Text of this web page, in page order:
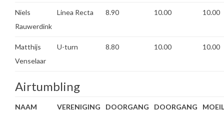
Niels
Rauwerdink
Linea Recta 8.90 10.00 10.00
Matthijs
Venselaar
U-turn 8.80 10.00 10.00
Airtumbling
NAAM VERENIGING
DOORGANG
DOORGANG